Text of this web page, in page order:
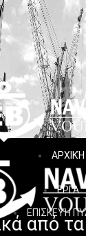
ΑΡΧΙΚΉ
ΕΡΓΑ
ΕΠΙΣΚΕΥΉ
από